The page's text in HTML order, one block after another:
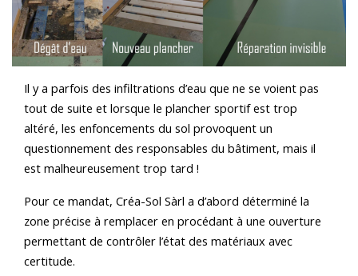
Il y a parfois des infiltrations d’eau que ne se voient pas
tout de suite et lorsque le plancher sportif est trop
altéré, les enfoncements du sol provoquent un
questionnement des responsables du bâtiment, mais il
est malheureusement trop tard !
Pour ce mandat, Créa-Sol Sàrl a d’abord déterminé la
zone précise à remplacer en procédant à une ouverture
permettant de contrôler l’état des matériaux avec
certitude.